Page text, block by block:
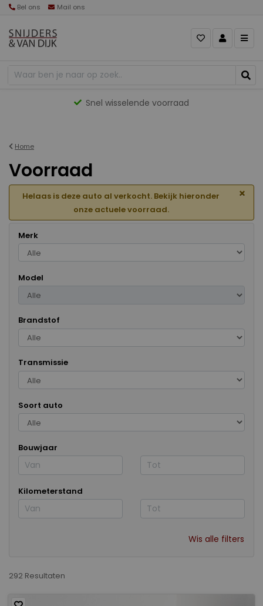
Bel ons Mail ons
Gevarieerd aanbod
Home
Voorraad
Helaas is deze auto al verkocht. Bekijk hieronder
onze actuele voorraad.
×
Merk
Model
Brandstof
Transmissie
Soort auto
Bouwjaar
Kilometerstand
Wis alle filters
292 Resultaten